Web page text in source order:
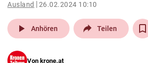
pin_drop
Wien
Ausland 26.02.2024 10:10
play_arrow Anhören Teilen
Von krone.at